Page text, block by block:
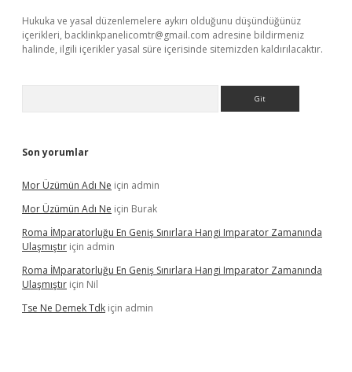
Hukuka ve yasal düzenlemelere aykırı olduğunu düşündüğünüz
içerikleri, backlinkpanelicomtr@gmail.com adresine bildirmeniz
halinde, ilgili içerikler yasal süre içerisinde sitemizden kaldırılacaktır.
Son yorumlar
Mor Üzümün Adı Ne için admin
Mor Üzümün Adı Ne için Burak
Roma İMparatorluğu En Geniş Sınırlara Hangi Imparator Zamanında
Ulaşmıştır için admin
Roma İMparatorluğu En Geniş Sınırlara Hangi Imparator Zamanında
Ulaşmıştır için Nil
Tse Ne Demek Tdk için admin